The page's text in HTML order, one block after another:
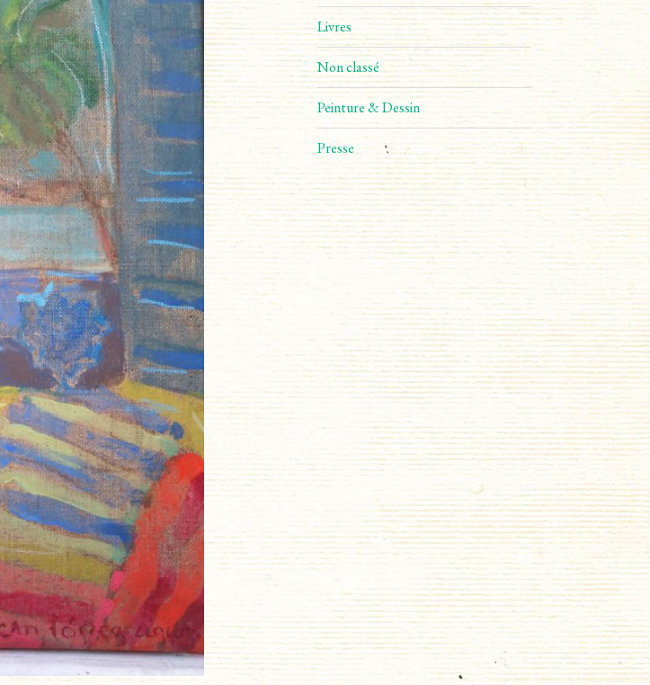
Livres
Non classé
Peinture & Dessin
Presse